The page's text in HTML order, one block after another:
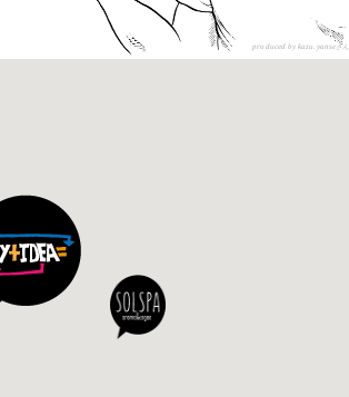
produced by kazu.yanseさん